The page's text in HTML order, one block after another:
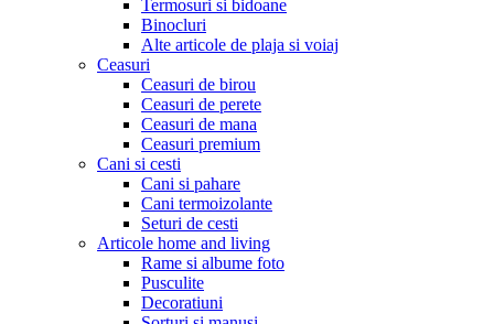
Termosuri si bidoane
Binocluri
Alte articole de plaja si voiaj
Ceasuri
Ceasuri de birou
Ceasuri de perete
Ceasuri de mana
Ceasuri premium
Cani si cesti
Cani si pahare
Cani termoizolante
Seturi de cesti
Articole home and living
Rame si albume foto
Pusculite
Decoratiuni